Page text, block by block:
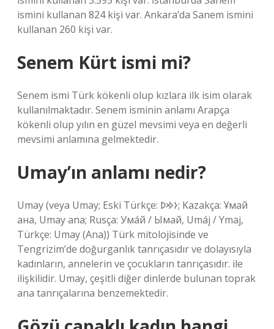
ismini kullanan 824 kişi var. Ankara’da Sanem ismini
kullanan 260 kişi var.
Senem Kürt ismi mi?
Senem ismi Türk kökenli olup kızlara ilk isim olarak
kullanılmaktadır. Senem isminin anlamı Arapça
kökenli olup yılın en güzel mevsimi veya en değerli
mevsimi anlamına gelmektedir.
Umay’ın anlamı nedir?
Umay (veya Umay; Eski Türkçe: 𐰆𐰢𐰖; Kazakça: Ұмай
aна, Umay ana; Rusça: Ума́й / Ымай, Umáj / Ymaj,
Türkçe: Umay (Ana)) Türk mitolojisinde ve
Tengrizim’de doğurganlık tanrıçasıdır ve dolayısıyla
kadınların, annelerin ve çocukların tanrıçasıdır. ile
ilişkilidir. Umay, çeşitli diğer dinlerde bulunan toprak
ana tanrıçalarına benzemektedir.